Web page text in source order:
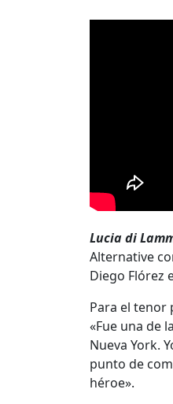
Lucia di
Alternative
Diego Flórez
Para el tenor
«Fue una de
Nueva York.
punto de
héroe».